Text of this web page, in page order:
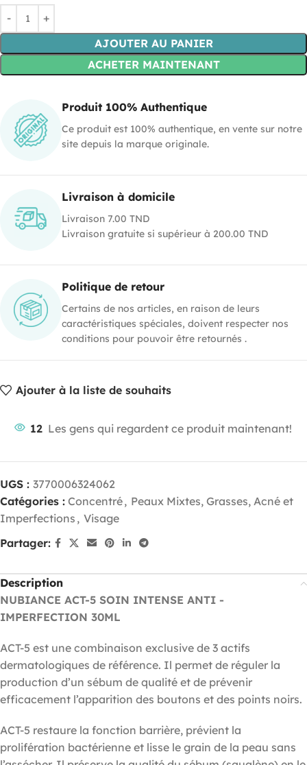
AJOUTER AU PANIER
ACHETER MAINTENANT
Produit 100% Authentique
Ce produit est 100% authentique, en vente sur notre
site depuis la marque originale.
Livraison à domicile
Livraison 7.00 TND
Livraison gratuite si supérieur à 200.00 TND
Politique de retour
Certains de nos articles, en raison de leurs
caractéristiques spéciales, doivent respecter nos
conditions pour pouvoir être retournés .
Ajouter à la liste de souhaits
12 Les gens qui regardent ce produit maintenant!
UGS : 3770006324062
Catégories : Concentré, Peaux Mixtes, Grasses, Acné et
Imperfections , Visage
Partager:
Description
NUBIANCE ACT-5 SOIN INTENSE ANTI -
IMPERFECTION 30ML
ACT-5 est une combinaison exclusive de 3 actifs
dermatologiques de référence. Il permet de réguler la
production d’un sébum de qualité et de prévenir
efficacement l’apparition des boutons et des points noirs.
ACT-5 restaure la fonction barrière, prévient la
prolifération bactérienne et lisse le grain de la peau sans